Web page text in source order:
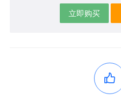
立即购买